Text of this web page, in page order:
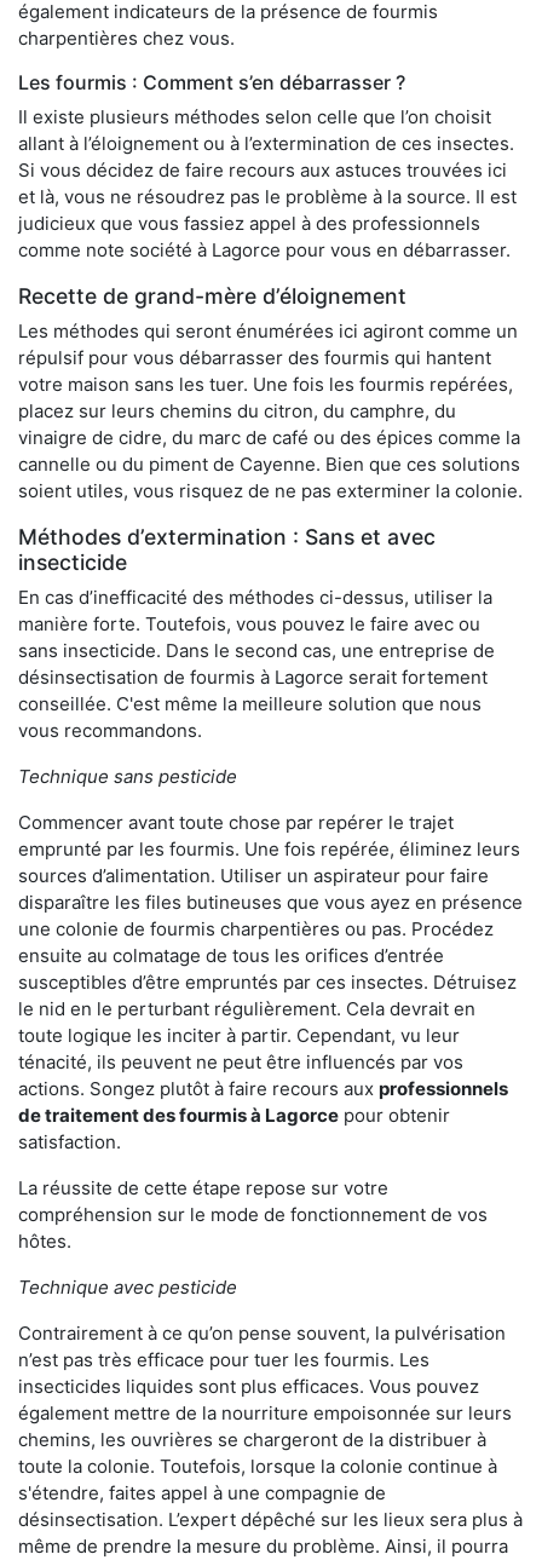
également indicateurs de la présence de fourmis
charpentières chez vous.
Les fourmis : Comment s’en débarrasser ?
Il existe plusieurs méthodes selon celle que l’on choisit
allant à l’éloignement ou à l’extermination de ces insectes.
Si vous décidez de faire recours aux astuces trouvées ici
et là, vous ne résoudrez pas le problème à la source. Il est
judicieux que vous fassiez appel à des professionnels
comme note société à Lagorce pour vous en débarrasser.
Recette de grand-mère d’éloignement
Les méthodes qui seront énumérées ici agiront comme un
répulsif pour vous débarrasser des fourmis qui hantent
votre maison sans les tuer. Une fois les fourmis repérées,
placez sur leurs chemins du citron, du camphre, du
vinaigre de cidre, du marc de café ou des épices comme la
cannelle ou du piment de Cayenne. Bien que ces solutions
soient utiles, vous risquez de ne pas exterminer la colonie.
Méthodes d’extermination : Sans et avec
insecticide
En cas d’inefficacité des méthodes ci-dessus, utiliser la
manière forte. Toutefois, vous pouvez le faire avec ou
sans insecticide. Dans le second cas, une entreprise de
désinsectisation de fourmis à Lagorce serait fortement
conseillée. C'est même la meilleure solution que nous
vous recommandons.
Technique sans pesticide
Commencer avant toute chose par repérer le trajet
emprunté par les fourmis. Une fois repérée, éliminez leurs
sources d’alimentation. Utiliser un aspirateur pour faire
disparaître les files butineuses que vous ayez en présence
une colonie de fourmis charpentières ou pas. Procédez
ensuite au colmatage de tous les orifices d’entrée
susceptibles d’être empruntés par ces insectes. Détruisez
le nid en le perturbant régulièrement. Cela devrait en
toute logique les inciter à partir. Cependant, vu leur
ténacité, ils peuvent ne peut être influencés par vos
actions. Songez plutôt à faire recours aux professionnels
de traitement des fourmis à Lagorce pour obtenir
satisfaction.
La réussite de cette étape repose sur votre
compréhension sur le mode de fonctionnement de vos
hôtes.
Technique avec pesticide
Contrairement à ce qu’on pense souvent, la pulvérisation
n’est pas très efficace pour tuer les fourmis. Les
insecticides liquides sont plus efficaces. Vous pouvez
également mettre de la nourriture empoisonnée sur leurs
chemins, les ouvrières se chargeront de la distribuer à
toute la colonie. Toutefois, lorsque la colonie continue à
s'étendre, faites appel à une compagnie de
désinsectisation. L’expert dépêché sur les lieux sera plus à
même de prendre la mesure du problème. Ainsi, il pourra